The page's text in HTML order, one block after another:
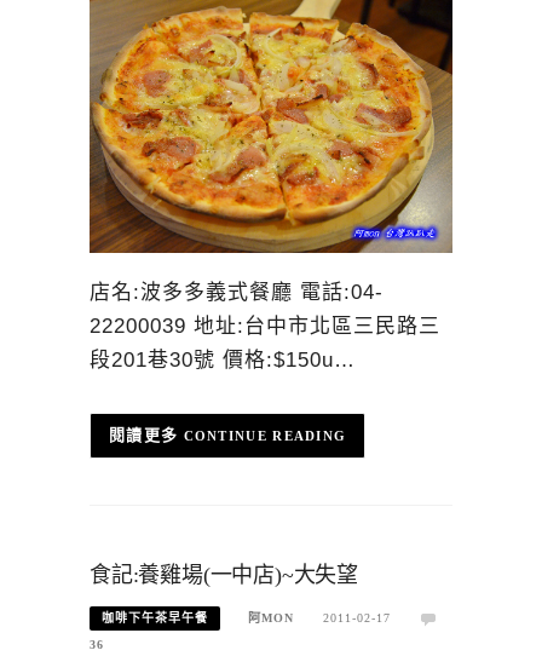
店名:波多多義式餐廳 電話:04-
22200039 地址:台中市北區三民路三
段201巷30號 價格:$150u…
CONTINUE READING
食記:養雞場(一中店)~大失望
咖啡下午茶早午餐 阿MON
2011-02-17
36